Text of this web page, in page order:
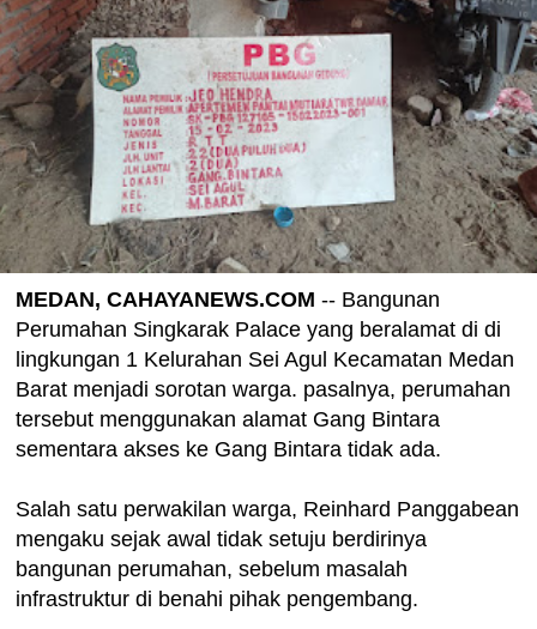
MEDAN, CAHAYANEWS.COM -- Bangunan
Perumahan Singkarak Palace yang beralamat di di
lingkungan 1 Kelurahan Sei Agul Kecamatan Medan
Barat menjadi sorotan warga. pasalnya, perumahan
tersebut menggunakan alamat Gang Bintara
sementara akses ke Gang Bintara tidak ada.
Salah satu perwakilan warga, Reinhard Panggabean
mengaku sejak awal tidak setuju berdirinya
bangunan perumahan, sebelum masalah
infrastruktur di benahi pihak pengembang.